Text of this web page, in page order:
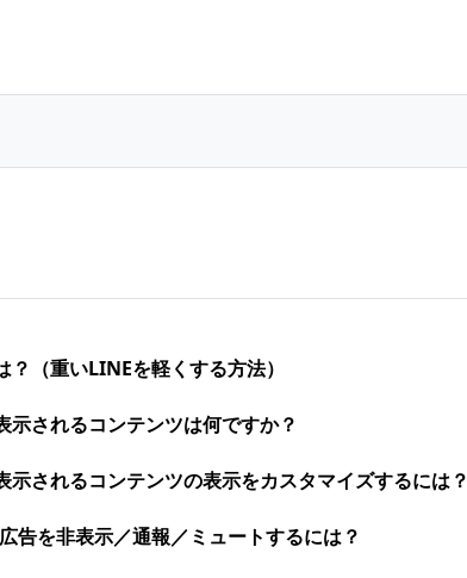
？（重いLINEを軽くする方法）
示されるコンテンツは何ですか？
示されるコンテンツの表示をカスタマイズするには？
告を非表示／通報／ミュートするには？